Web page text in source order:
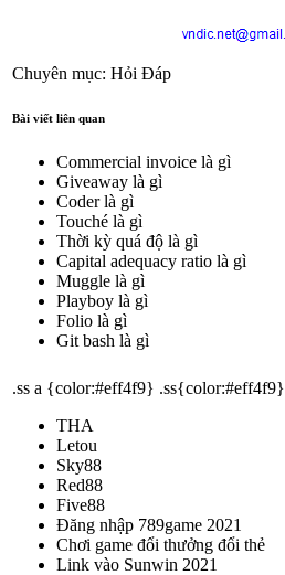
Chuyên mục: Hỏi Đáp
Bài viết liên quan
Commercial invoice là gì
Giveaway là gì
Coder là gì
Touché là gì
Thời kỳ quá độ là gì
Capital adequacy ratio là gì
Muggle là gì
Playboy là gì
Folio là gì
Git bash là gì
.ss a {color:#eff4f9} .ss{color:#eff4f9}
THA
Letou
Sky88
Red88
Five88
Đăng nhập 789game 2021
Chơi game đổi thưởng đổi thẻ
Link vào Sunwin 2021